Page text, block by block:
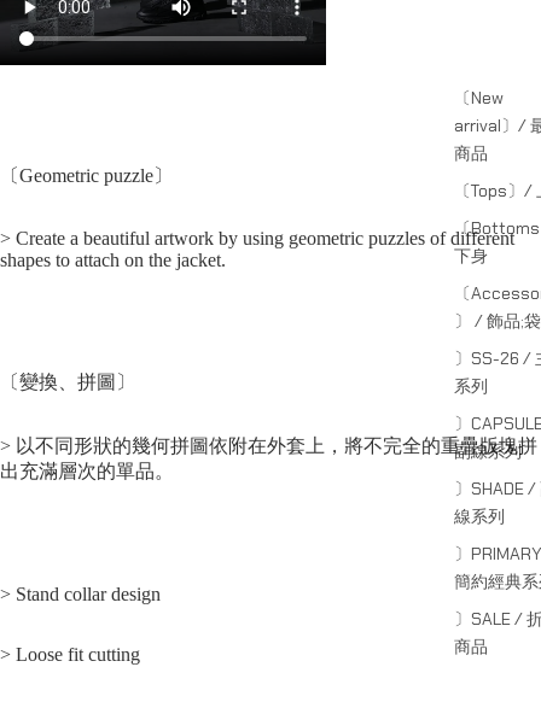
〔New
arrival〕/
商品
〔Tops〕/
〔
下身
〔
〕 / 飾品;袋
〕SS-26 /
系列
〕
副線系列
〕SHADE /
線系列
〕
簡約經典
〕SALE /
商品
〔Geometric puzzle〕
> Create a beautiful artwork by using geometric puzzles of different
shapes to attach on the jacket.
〔變換、拼圖〕
> 以不同形狀的幾何拼圖依附在外套上，將不完全的重疊版塊拼
出充滿層次的單品。
> Stand collar design
> Loose fit cutting